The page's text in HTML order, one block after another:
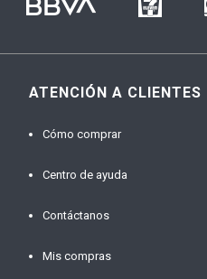
ATENCIÓN A CLIENTES
Cómo comprar
Centro de ayuda
Contáctanos
Mis compras